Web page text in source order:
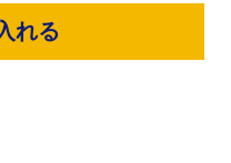
れる